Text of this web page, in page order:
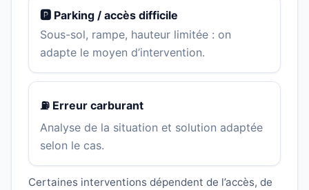
🅿️ Parking / accès difficile
Sous-sol, rampe, hauteur limitée : on
adapte le moyen d’intervention.
⛽ Erreur carburant
Analyse de la situation et solution adaptée
selon le cas.
Certaines interventions dépendent de l’accès, de